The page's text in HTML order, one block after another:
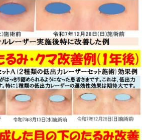
この機にどうぞご体験ください。期待
と思います。
プン記念キャンペーン開始。令和７年
の午前中の診療を開始致します。感謝
気の「お得な美肌・小顔セット」を超
格で提供しますので、是非この機会に
さい。
療を開始、致しますので本年もよろ
す。